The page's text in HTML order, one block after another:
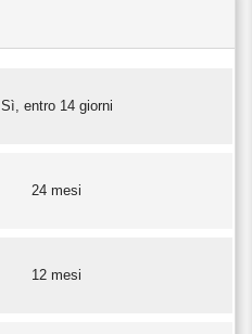
Sì, entro 14 giorni
24 mesi
12 mesi